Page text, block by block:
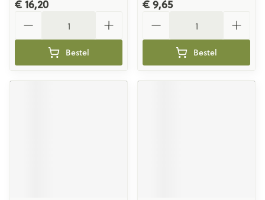
€ 16,20
Bestel
€ 9,65
Bestel